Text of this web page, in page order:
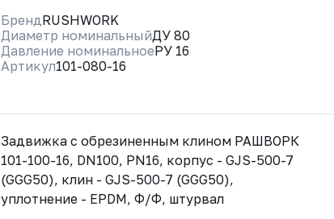
БрендRUSHWORK
Диаметр номинальныйДУ 80
Давление номинальноеРУ 16
Артикул101-080-16
Задвижка с обрезиненным клином РАШВОРК
101-100-16, DN100, PN16, корпус - GJS-500-7
(GGG50), клин - GJS-500-7 (GGG50),
уплотнение - EPDM, Ф/Ф, штурвал